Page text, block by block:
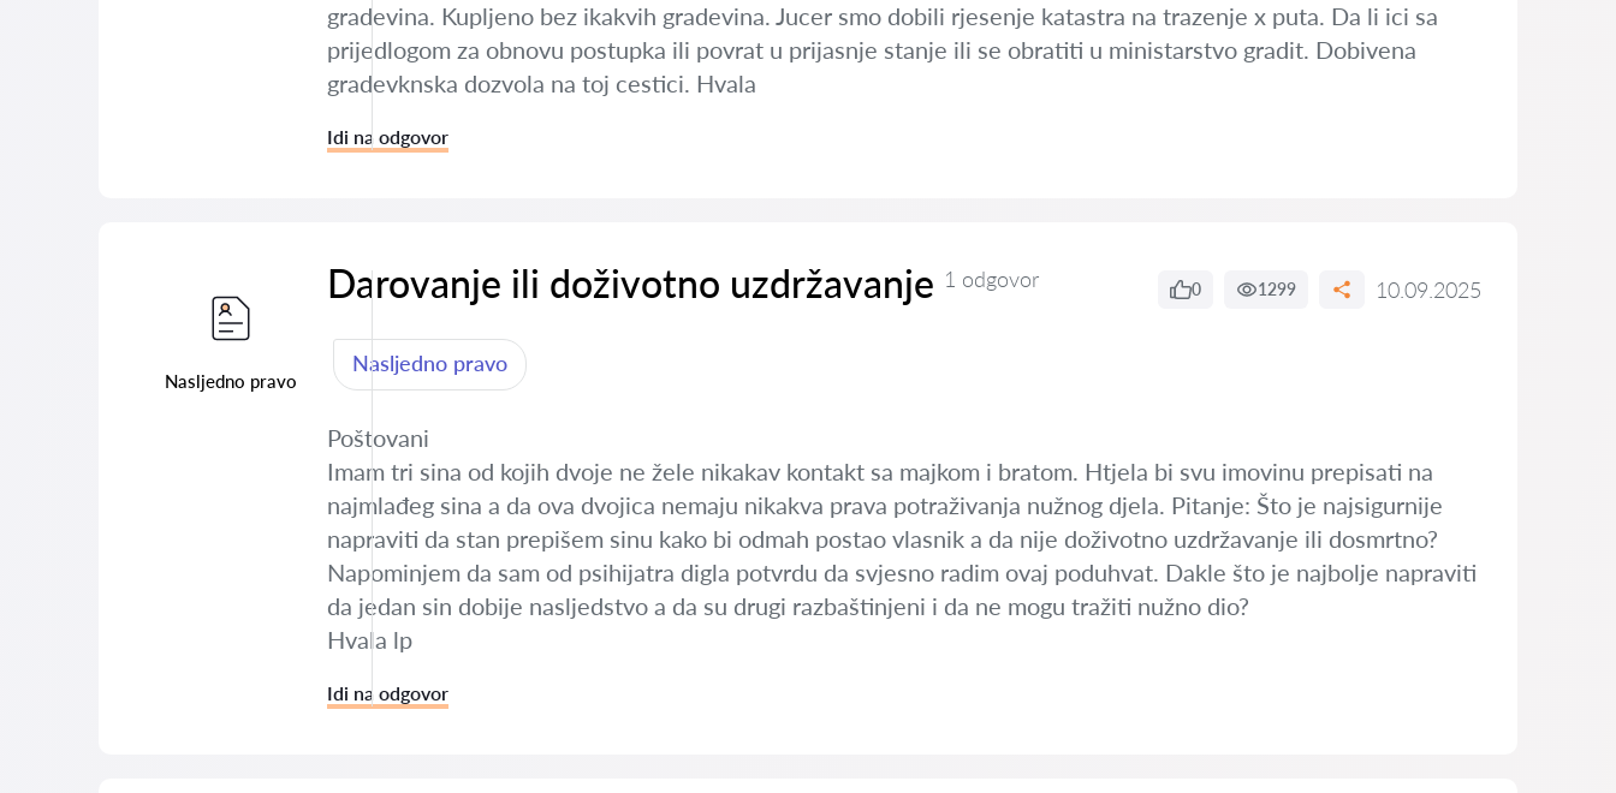
gradevina. Kupljeno bez ikakvih gradevina. Jucer smo dobili rjesenje katastra na trazenje x puta. Da li ici sa
prijedlogom za obnovu postupka ili povrat u prijasnje stanje ili se obratiti u ministarstvo gradit. Dobivena
gradevknska dozvola na toj cestici. Hvala
Idi na odgovor
Nasljedno pravo
Darovanje ili doživotno uzdržavanje 1 odgovor 0 1299 10.09.2025
Nasljedno pravo
Poštovani
Imam tri sina od kojih dvoje ne žele nikakav kontakt sa majkom i bratom. Htjela bi svu imovinu prepisati na
najmlađeg sina a da ova dvojica nemaju nikakva prava potraživanja nužnog djela. Pitanje: Što je najsigurnije
napraviti da stan prepišem sinu kako bi odmah postao vlasnik a da nije doživotno uzdržavanje ili dosmrtno?
Napominjem da sam od psihijatra digla potvrdu da svjesno radim ovaj poduhvat. Dakle što je najbolje napraviti
da jedan sin dobije nasljedstvo a da su drugi razbaštinjeni i da ne mogu tražiti nužno dio?
Hvala lp
Idi na odgovor